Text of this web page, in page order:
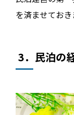
を済ませておき
3．民泊の